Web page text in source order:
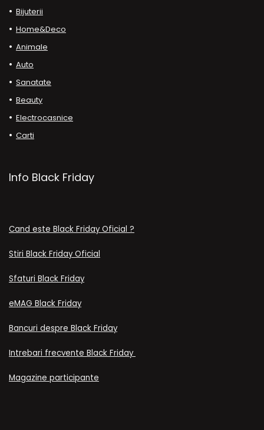
Bijuterii
Home&Deco
Animale
Auto
Sanatate
Beauty
Electrocasnice
Carti
Info Black Friday
Cand este Black Friday Oficial ?
Stiri Black Friday Oficial
Sfaturi Black Friday
eMAG Black Friday
Bancuri despre Black Friday
Intrebari frecvente Black Friday
Magazine participante